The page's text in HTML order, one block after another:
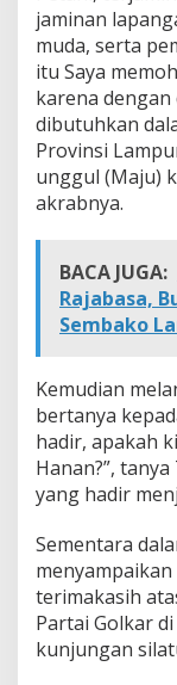
jaminan
muda, serta
itu Saya
karena
dibutuhkan
Provinsi
unggul (Maju)
akrabnya.
BACA JUGA:
Rajabasa,
Sembako
Kemudian
bertanya
hadir, apakah
Hanan?”,
yang hadir
Sementara
terimakasih
Partai Golkar
kunjungan